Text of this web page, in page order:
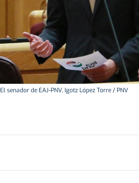
El senador de EAJ-PNV, Igotz López Torre / PNV